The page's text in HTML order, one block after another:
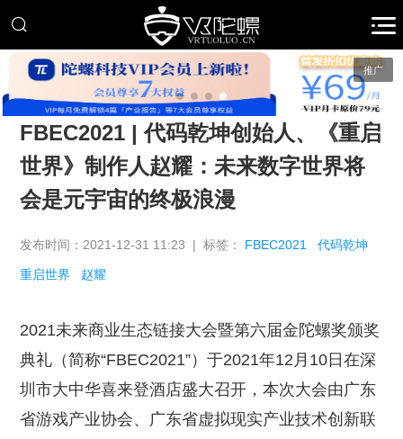
推广
FBEC2021 | 代码乾坤创始人、《重启
世界》制作人赵耀：未来数字世界将
会是元宇宙的终极浪漫
发布时间：2021-12-31 11:23 | 标签： FBEC2021 代码乾坤
重启世界 赵耀
2021未来商业生态链接大会暨第六届金陀螺奖颁奖
典礼（简称“FBEC2021”）于2021年12月10日在深
圳市大中华喜来登酒店盛大召开，本次大会由广东
省游戏产业协会、广东省虚拟现实产业技术创新联